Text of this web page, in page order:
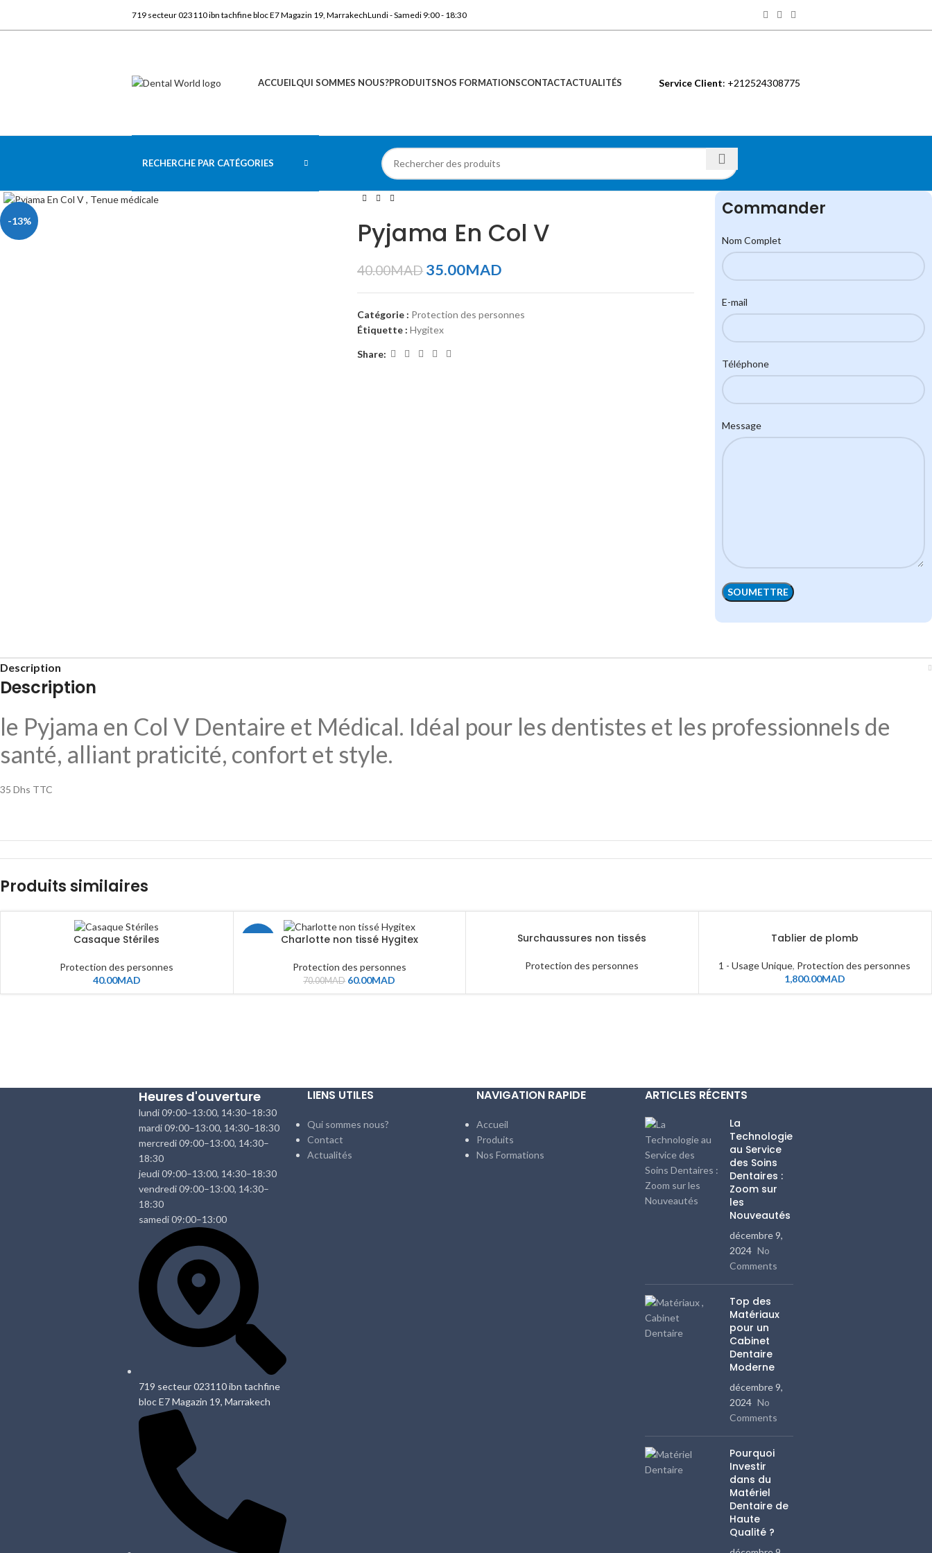
719 secteur 023110 ibn tachfine bloc E7 Magazin 19, MarrakechLundi - Samedi 9:00 - 18:30
ACCUEILQUI SOMMES NOUS?PRODUITSNOS FORMATIONSCONTACTACTUALITÉS Service Client: +212524308775
RECHERCHE PAR CATÉGORIES
-13% Pyjama En Col V
40.00MAD 35.00MAD
Catégorie : Protection des personnes
Étiquette : Hygitex
Share:
Commander
Nom Complet
E-mail
Téléphone
Message
Description
Description
le Pyjama en Col V Dentaire et Médical. Idéal pour les dentistes et les professionnels de
santé, alliant praticité, confort et style.
35 Dhs TTC
Produits similaires
Casaque Stériles
Protection des personnes
40.00MAD
Charlotte non tissé Hygitex
Protection des personnes
70.00MAD 60.00MAD
Surchaussures non tissés
Protection des personnes
Tablier de plomb
1 - Usage Unique, Protection des personnes
1,800.00MAD
Heures d'ouverture
lundi 09:00–13:00, 14:30–18:30
mardi 09:00–13:00, 14:30–18:30
mercredi 09:00–13:00, 14:30–
18:30
jeudi 09:00–13:00, 14:30–18:30
vendredi 09:00–13:00, 14:30–
18:30
samedi 09:00–13:00
719 secteur 023110 ibn tachfine
bloc E7 Magazin 19, Marrakech
LIENS UTILES
Qui sommes nous?
Contact
Actualités
NAVIGATION RAPIDE
Accueil
Produits
Nos Formations
ARTICLES RÉCENTS
La
Technologie
au Service
des Soins
Dentaires :
Zoom sur
les
Nouveautés
décembre 9,
2024 No
Comments
Top des
Matériaux
pour un
Cabinet
Dentaire
Moderne
décembre 9,
2024 No
Comments
Pourquoi
Investir
dans du
Matériel
Dentaire de
Haute
Qualité ?